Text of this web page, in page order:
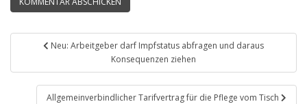
Beitragsnavigation
Neu: Arbeitgeber darf Impfstatus abfragen und daraus
Konsequenzen ziehen
Allgemeinverbindlicher Tarifvertrag für die Pflege vom Tisch